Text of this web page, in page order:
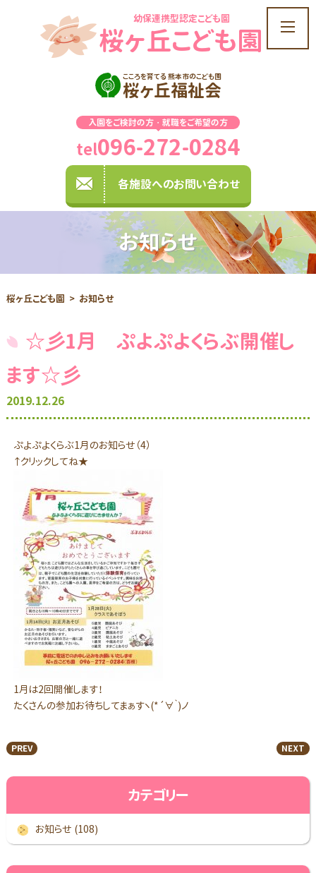
t
o
t
i
o
n
幼保連携型認定こども園
桜ヶ丘こども園
こころを育てる 熊本市のこども園
桜ヶ丘福祉会
入園をご検討の方・就職をご希望の方
tel096-272-0284
各施設へのお問い合わせ
お知らせ
桜ヶ丘こども園 お知らせ
☆彡1月 ぷよぷよくらぶ開催し
ます☆彡
2019.12.26
ぷよぷよくらぶ1月のお知らせ（4）
↑クリックしてね★
1月は2回開催します！
たくさんの参加お待ちしてまぁすヽ(*´∀｀)ノ
PREV NEXT
カテゴリー
お知らせ (108)